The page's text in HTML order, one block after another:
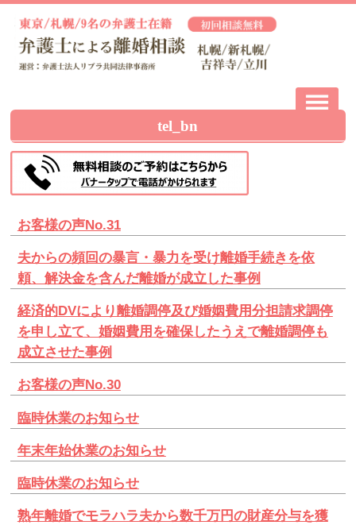
tel_bn
お客様の声No.31
夫からの頻回の暴言・暴力を受け離婚手続きを依
頼、解決金を含んだ離婚が成立した事例
経済的DVにより離婚調停及び婚姻費用分担請求調停
を申し立て、婚姻費用を確保したうえで離婚調停も
成立させた事例
お客様の声No.30
臨時休業のお知らせ
年末年始休業のお知らせ
臨時休業のお知らせ
熟年離婚でモラハラ夫から数千万円の財産分与を獲